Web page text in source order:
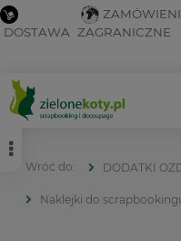
DOSTAWA ZAGRANICZNE
DODATKI
Naklejki do